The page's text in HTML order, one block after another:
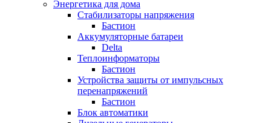
Энергетика для дома
Стабилизаторы напряжения
Бастион
Аккумуляторные батареи
Delta
Теплоинформаторы
Бастион
Устройства защиты от импульсных
перенапряжений
Бастион
Блок автоматики